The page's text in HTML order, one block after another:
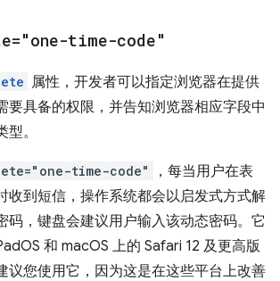
time-code"
属性，开发者可以指定浏览器在提供
要具备的权限，并告知浏览器相应字段中
。
time-code"
，每当用户在表
收到短信，操作系统都会以启发式方式解
码，键盘会建议用户输入该动态密码。它
和 macOS 上的 Safari 12 及更高版
议您使用它，因为这是在这些平台上改善